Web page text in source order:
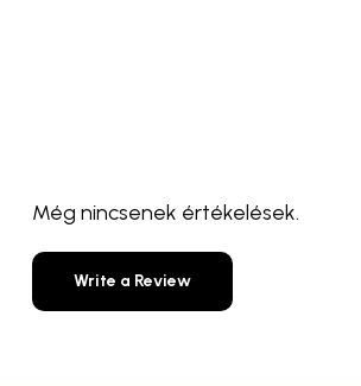
Még nincsenek értékelések.
Write a Review